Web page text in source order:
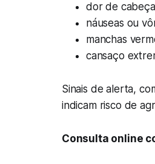
dor de
náuseas ou
manchas
cansaço
Sinais de alerta,
indicam risco de
Consulta online